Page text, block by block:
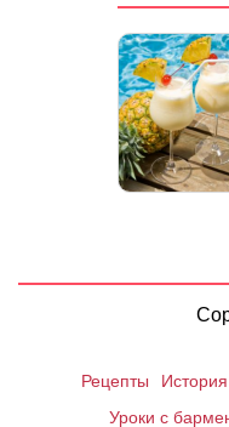
Рецепты
Уроки с